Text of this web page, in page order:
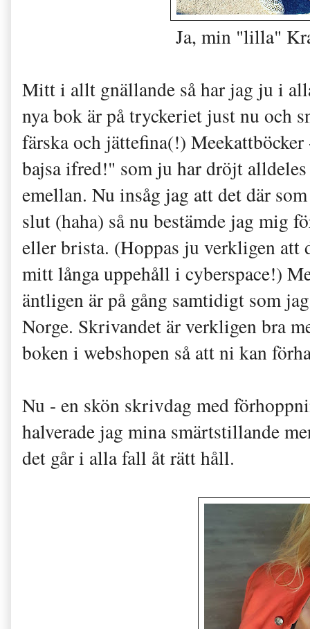
Ja, min "lilla"
Mitt i allt gnällande så har jag ju i
nya bok är på tryckeriet just nu och
färska och jättefina(!)
bajsa ifred!" som ju har dröjt
emellan. Nu insåg jag att det där
slut (haha) så nu bestämde jag mig
eller brista. (Hoppas ju verkligen att
mitt långa uppehåll i cyberspace!)
äntligen är på gång samtidigt som
Norge. Skrivandet är verkligen bra
boken i webshopen så att ni kan
Nu - en skön skrivdag med
halverade jag mina smärtstillande
det går i alla fall åt rätt håll.